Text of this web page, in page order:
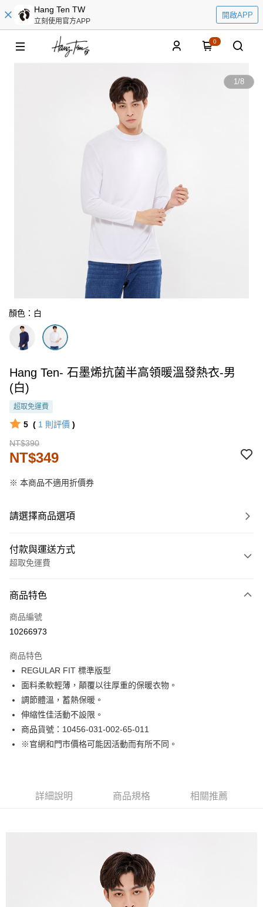
Hang Ten TW
立刻使用官方APP
開啟APP
0
1/8
顏色：白
Hang Ten- 石墨烯抗菌半高領暖溫發熱衣-男
(白)
超取免運費
5 ( 1 則評價 )
NT$390
NT$349
※ 本商品不適用折價券
請選擇商品選項
付款與運送方式
超取免運費
信用卡一次付款
LINE Pay
街口支付
悠遊付
Google Pay
貨到付款
商品特色
商品編號
10266973
商品特色
REGULAR FIT 標準版型
面料柔軟輕薄，顛覆以往厚重的保暖衣物。
調節體溫，蓄熱保暖。
伸縮性佳活動不設限。
商品貨號：10456-031-002-65-011
※官網和門市價格可能因活動而有所不同。
詳細說明 商品規格 相關推薦